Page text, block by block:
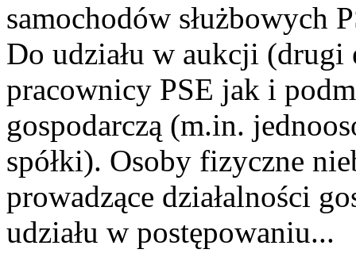
samochodów służbowych
Do udziału w aukcji (drugi
pracownicy PSE jak i
gospodarczą (m.in.
spółki). Osoby fizyczne
prowadzące działalności
udziału w postępowaniu...